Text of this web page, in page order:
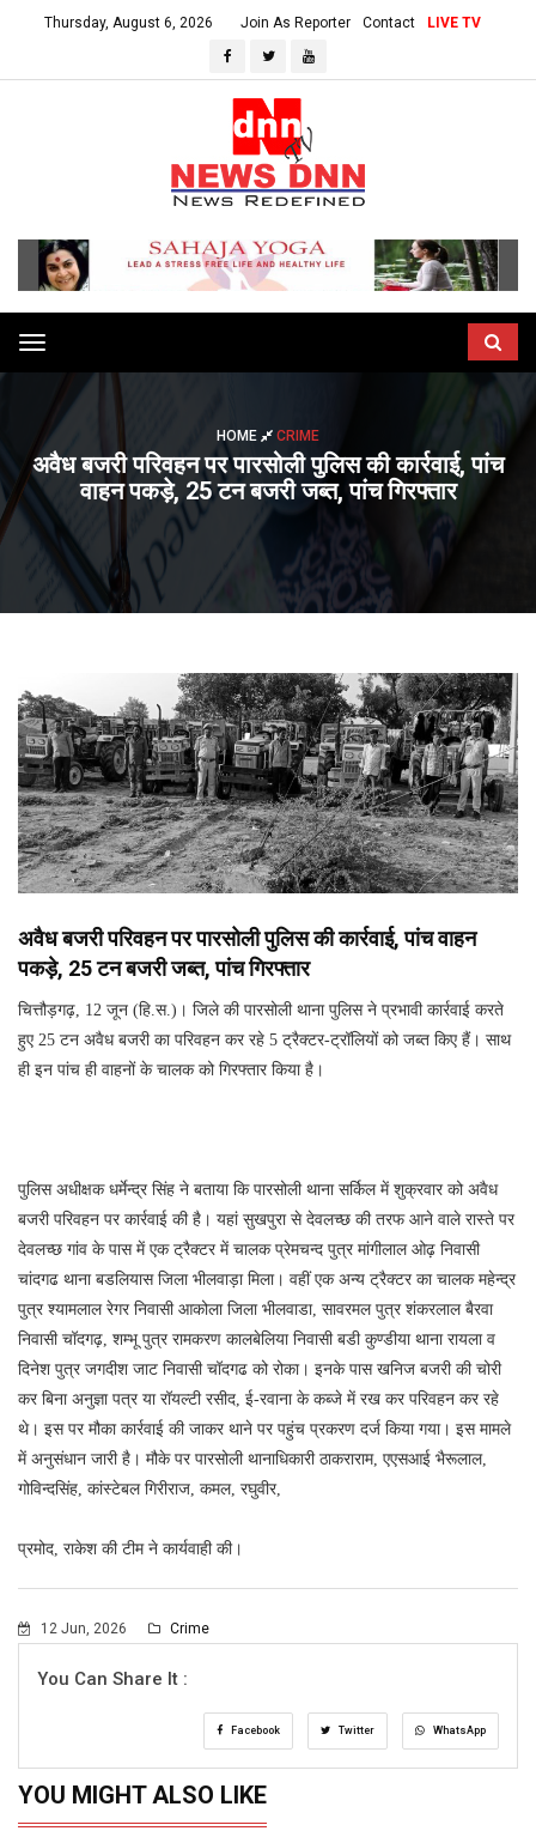
Thursday, August 6, 2026 Join As Reporter Contact LIVE TV
Toggle
navigation
HOME CRIME
अवैध बजरी परिवहन पर पारसोली पुलिस की कार्रवाई, पांच
वाहन पकड़े, 25 टन बजरी जब्त, पांच गिरफ्तार
अवैध बजरी परिवहन पर पारसोली पुलिस की कार्रवाई, पांच वाहन
पकड़े, 25 टन बजरी जब्त, पांच गिरफ्तार
चित्तौड़गढ़, 12 जून (हि.स.)। जिले की पारसोली थाना पुलिस ने प्रभावी कार्रवाई करते
हुए 25 टन अवैध बजरी का परिवहन कर रहे 5 ट्रैक्टर-ट्रॉलियों को जब्त किए हैं। साथ
ही इन पांच ही वाहनों के चालक को गिरफ्तार किया है।
पुलिस अधीक्षक धर्मेन्द्र सिंह ने बताया कि पारसोली थाना सर्किल में शुक्रवार को अवैध
बजरी परिवहन पर कार्रवाई की है। यहां सुखपुरा से देवलच्छ की तरफ आने वाले रास्ते पर
देवलच्छ गांव के पास में एक ट्रैक्टर में चालक प्रेमचन्द पुत्र मांगीलाल ओढ़ निवासी
चांदगढ थाना बडलियास जिला भीलवाड़ा मिला। वहीं एक अन्य ट्रैक्टर का चालक महेन्द्र
पुत्र श्यामलाल रेगर निवासी आकोला जिला भीलवाडा, सावरमल पुत्र शंकरलाल बैरवा
निवासी चॉदगढ़, शम्भू पुत्र रामकरण कालबेलिया निवासी बडी कुण्डीया थाना रायला व
दिनेश पुत्र जगदीश जाट निवासी चॉदगढ को रोका। इनके पास खनिज बजरी की चोरी
कर बिना अनुज्ञा पत्र या रॉयल्टी रसीद, ई-रवाना के कब्जे में रख कर परिवहन कर रहे
थे। इस पर मौका कार्रवाई की जाकर थाने पर पहुंच प्रकरण दर्ज किया गया। इस मामले
में अनुसंधान जारी है। मौके पर पारसोली थानाधिकारी ठाकराराम, एएसआई भैरूलाल,
गोविन्दसिंह, कांस्टेबल गिरीराज, कमल, रघुवीर,
प्रमोद, राकेश की टीम ने कार्यवाही की।
12 Jun, 2026 Crime
You Can Share It :
Facebook Twitter WhatsApp
YOU MIGHT ALSO LIKE